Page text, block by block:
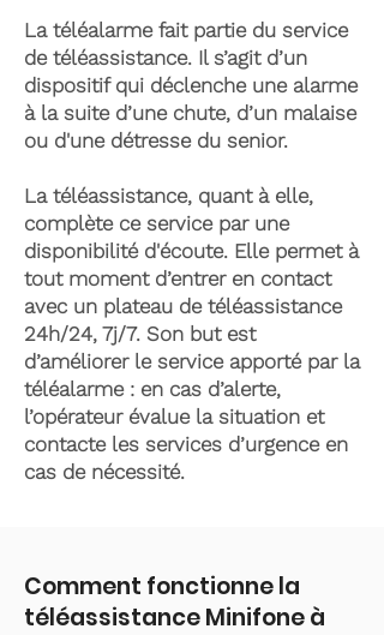
La téléalarme fait partie du service
de téléassistance. Il s’agit d’un
dispositif qui déclenche une alarme
à la suite d’une chute, d’un malaise
ou d'une détresse du senior.
La téléassistance, quant à elle,
complète ce service par une
disponibilité d'écoute. Elle permet à
tout moment d’entrer en contact
avec un plateau de téléassistance
24h/24, 7j/7. Son but est
d’améliorer le service apporté par la
téléalarme : en cas d’alerte,
l’opérateur évalue la situation et
contacte les services d’urgence en
cas de nécessité.
Comment fonctionne la
téléassistance Minifone à